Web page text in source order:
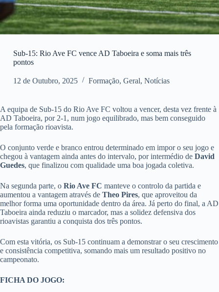
Sub-15: Rio Ave FC vence AD Taboeira e soma mais três
pontos
12 de Outubro, 2025 Formação, Geral, Notícias
A equipa de Sub-15 do Rio Ave FC voltou a vencer, desta vez frente à
AD Taboeira, por 2-1, num jogo equilibrado, mas bem conseguido
pela formação rioavista.
O conjunto verde e branco entrou determinado em impor o seu jogo e
chegou à vantagem ainda antes do intervalo, por intermédio de David
Guedes, que finalizou com qualidade uma boa jogada coletiva.
Na segunda parte, o Rio Ave FC manteve o controlo da partida e
aumentou a vantagem através de Theo Pires, que aproveitou da
melhor forma uma oportunidade dentro da área. Já perto do final, a AD
Taboeira ainda reduziu o marcador, mas a solidez defensiva dos
rioavistas garantiu a conquista dos três pontos.
Com esta vitória, os Sub-15 continuam a demonstrar o seu crescimento
e consistência competitiva, somando mais um resultado positivo no
campeonato.
FICHA DO JOGO: